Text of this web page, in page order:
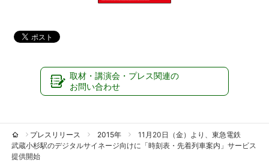
取材・講演会・プレス関連の
お問い合わせ
プレスリリース 2015年
11月20日（金）より、東急電鉄
武蔵小杉駅のデジタルサイネージ向けに「時刻表・先着列車案内」サービス
提供開始